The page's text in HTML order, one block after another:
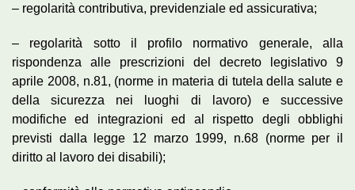
– regolarità contributiva, previdenziale ed assicurativa;
– regolarità sotto il profilo normativo generale, alla
rispondenza alle prescrizioni del decreto legislativo 9
aprile 2008, n.81, (norme in materia di tutela della salute e
della sicurezza nei luoghi di lavoro) e successive
modifiche ed integrazioni ed al rispetto degli obblighi
previsti dalla legge 12 marzo 1999, n.68 (norme per il
diritto al lavoro dei disabili);